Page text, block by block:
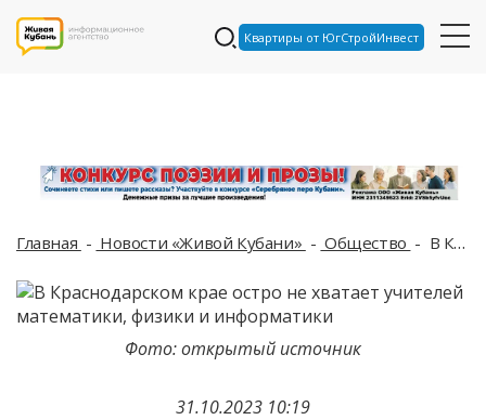
Квартиры от ЮгСтройИнвест
Главная Новости «Живой Кубани» Общество В Краснодарском крае остро не хватает учителей математики, физики и информатики
31.10.2023 10:19
Фото: открытый источник